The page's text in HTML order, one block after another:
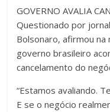
GOVERNO AVALIA
Questionado por
Bolsonaro, afirmou
governo brasileiro
cancelamento do
“Estamos avaliando.
E se o negócio